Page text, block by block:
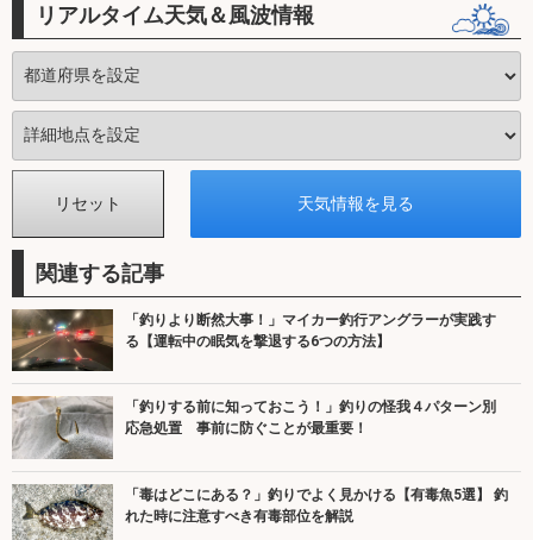
リアルタイム天気＆風波情報
関連する記事
「釣りより断然大事！」マイカー釣行アングラーが実践す
る【運転中の眠気を撃退する6つの方法】
「釣りする前に知っておこう！」釣りの怪我４パターン別
応急処置 事前に防ぐことが最重要！
「毒はどこにある？」釣りでよく見かける【有毒魚5選】 釣
れた時に注意すべき有毒部位を解説